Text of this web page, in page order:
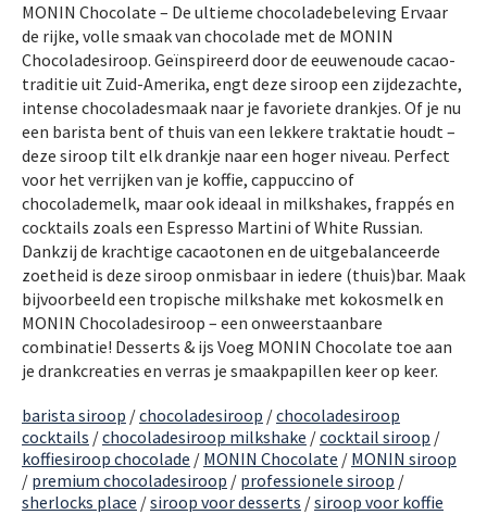
MONIN Chocolate – De ultieme chocoladebeleving Ervaar
de rijke, volle smaak van chocolade met de MONIN
Chocoladesiroop. Geïnspireerd door de eeuwenoude cacao-
traditie uit Zuid-Amerika, engt deze siroop een zijdezachte,
intense chocoladesmaak naar je favoriete drankjes. Of je nu
een barista bent of thuis van een lekkere traktatie houdt –
deze siroop tilt elk drankje naar een hoger niveau. Perfect
voor het verrijken van je koffie, cappuccino of
chocolademelk, maar ook ideaal in milkshakes, frappés en
cocktails zoals een Espresso Martini of White Russian.
Dankzij de krachtige cacaotonen en de uitgebalanceerde
zoetheid is deze siroop onmisbaar in iedere (thuis)bar. Maak
bijvoorbeeld een tropische milkshake met kokosmelk en
MONIN Chocoladesiroop – een onweerstaanbare
combinatie! Desserts & ijs Voeg MONIN Chocolate toe aan
je drankcreaties en verras je smaakpapillen keer op keer.
barista siroop /chocoladesiroop /chocoladesiroop
cocktails /chocoladesiroop milkshake /cocktail siroop /
koffiesiroop chocolade / MONIN Chocolate / MONIN siroop
/ premium chocoladesiroop / professionele siroop /
sherlocks place /siroop voor desserts /siroop voor koffie